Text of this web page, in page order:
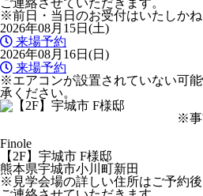
ご連絡させていただきます。
※前日・当日のお受付はいたしかね
2026年08月15日(土)
来場予約
2026年08月16日(日)
来場予約
※エアコンが設置されていない可
承ください。
※事
Finole
【2F】宇城市 F様邸
熊本県宇城市小川町新田
※見学会場の詳しい住所はご予約後